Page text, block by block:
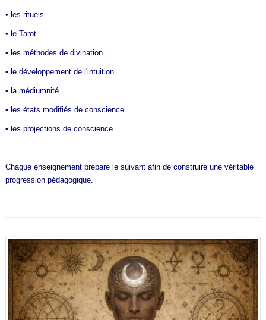
• les rituels
• le Tarot
• les méthodes de divination
• le développement de l'intuition
• la médiumnité
• les états modifiés de conscience
• les projections de conscience
Chaque enseignement prépare le suivant afin de construire une véritable
progression pédagogique.